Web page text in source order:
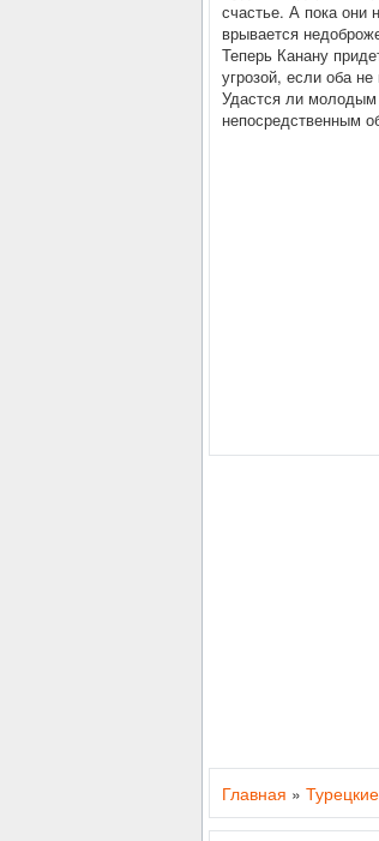
счастье. А пока они
врывается
Теперь Канану
угрозой, если оба
Удастся ли молодым
непосредственным
Главная »